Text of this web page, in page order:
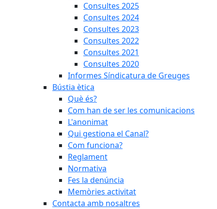
Consultes 2025
Consultes 2024
Consultes 2023
Consultes 2022
Consultes 2021
Consultes 2020
Informes Síndicatura de Greuges
Bústia ètica
Què és?
Com han de ser les comunicacions
L'anonimat
Qui gestiona el Canal?
Com funciona?
Reglament
Normativa
Fes la denúncia
Memòries activitat
Contacta amb nosaltres